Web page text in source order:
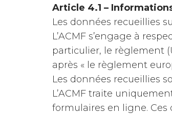
Article 4.1 –
Les données recueillies
L’ACMF s’engage à
particulier, le règlement
après « le règlement
Les données recueillies
L’ACMF traite
formulaires en ligne.